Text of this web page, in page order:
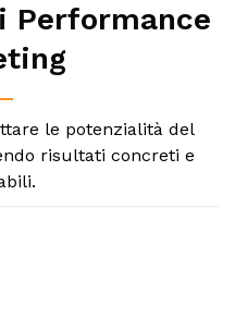
Performance
le potenzialità del
risultati concreti e